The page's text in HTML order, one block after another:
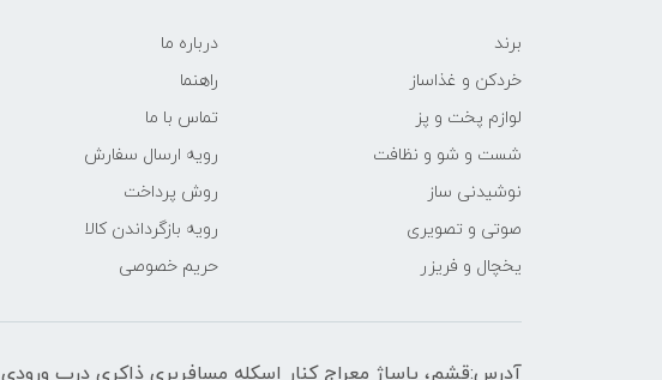
برند
خردکن و غذاساز
لوازم پخت و پز
شست و شو و نظافت
نوشیدنی ساز
صوتی و تصویری
یخچال و فریزر
درباره ما
راهنما
تماس با ما
رویه ارسال سفارش
روش پرداخت
رویه‌ بازگرداندن کالا
حریم خصوصی